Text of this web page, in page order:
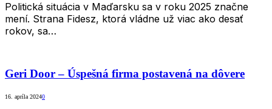
Politická situácia v Maďarsku sa v roku 2025 značne
mení. Strana Fidesz, ktorá vládne už viac ako desať
rokov, sa…
Geri Door – Úspešná firma postavená na dôvere
16. apríla 20240